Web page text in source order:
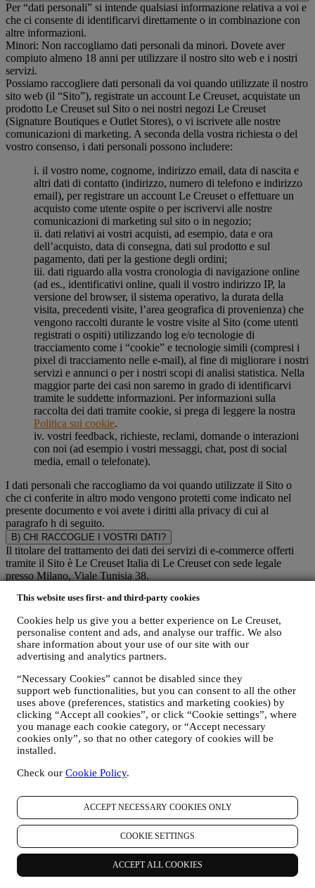
This website uses first- and third-party cookies
Cookies help us give you a better experience on Le Creuset,
personalise content and ads, and analyse our traffic. We also
share information about your use of our site with our
advertising and analytics partners.
“Necessary Cookies” cannot be disabled since they
support web functionalities, but you can consent to all the other
uses above (preferences, statistics and marketing cookies) by
clicking “Accept all cookies”, or click “Cookie settings”, where
you manage each cookie category, or “Accept necessary
cookies only”, so that no other category of cookies will be
installed.
Check our Cookie Policy.
ACCEPT NECESSARY COOKIES ONLY
COOKIE SETTINGS
ACCEPT ALL COOKIES
Per “dati personali” si intende qualsiasi informazione relativa a voi e
che ci consente di identificarvi direttamente o in combinazione con
altre informazioni.
Minori: Non raccogliamo dati personali da minori. Dovete aver
compiuto almeno 18 anni per utilizzare il nostro sito web e i nostri
servizi.
Possiamo raccogliere dati personali da voi quando utilizzate il nostro
sito web (il “Sito”), registrate un account Le Creuset, acquistate un
prodotto Le Creuset sul Sito o nei nostri negozi Le Creuset
(Signature Boutiques e Outlet Stores), o vi iscrivete alle nostre
comunicazioni di marketing. A seconda della vostra richiesta o del
vostro consenso, i dati personali possono includere:
i. il vostro nome, cognome, indirizzo email, data di nascita e
altri dati di contatto (indirizzo, numero di telefono e indirizzo
email), per registrare un account Le Creuset o effettuare un
acquisto come utente ospite o per iscrivervi alle nostre
comunicazioni di marketing sul sito o in negozio;
ii. dati relativi ai vostri acquisti, ad esempio, data e ora
dell’acquisto, data di consegna, dati sul prodotto e sul
pagamento, dati per la gestione degli ordini;
iii. dati riguardo alla vostra cronologia di navigazione online
(ad es., identificativi online, quali il vostro indirizzo IP, la
versione del browser, il sistema operativo, la durata della
visita, precedenti visite, l’area geografica di provenienza) che
vengono raccolti durante le vostre visite al Sito (come utenti
registrati o ospiti) utilizzando log e/o tecnologie di
tracciamento come i “cookie” e tecnologie simili (compresi i
pixel di tracciamento nelle e-mail), al fine di migliorare i nostri
servizi e annunci o per i nostri scopi di analisi statistica. Nella
maggior parte dei casi non saremo in grado di identificarvi
tramite le suddette informazioni. Per informazioni sulla
raccolta dei dati tramite cookie, si prega di leggere la nostra
Politica sui cookie.
iv. vostri feedback, richieste, reclami, domande o interazioni
con noi (ad esempio i vostri messaggi, chat, post di social
media, email o telefonate).
I dati personali che raccogliamo da voi quando utilizzate il Sito o
che ci conferite in altro modo vengono protetti come indicato nel
presente documento e voi avete i diritti alla privacy di cui al
paragrafo h di seguito.
B) CHI RACCOGLIE I VOSTRI DATI?
Il titolare del trattamento dei dati dei servizi di e-commerce offerti
tramite il Sito è Le Creuset Italia di Le Creuset con sede legale
presso Milano, Viale Tunisia 38.
a far parte del database consumatori del Gruppo Le Creuset che è
s.r.l. e Le Creuset Group AG con sede legale in Neuhofstrasse 4,
6340 Baar, Svizzera. (che ha designato come rappresentate per
l’Unione Europea Le Creuset SL, P. iva B62153630, con uffici in
Paseo de Gracia 9, 2º - 08007, Barcelona, Spagna), sulla base di un
accordo di contitolarità che prevede essenzialmente che:
(a) Le Creuset Group AG sia responsabile della strategia generale
relativa al marketing e all’esperienza personalizzata del
consumatore;
(b) le entità locali di Le Creuset beneficino e implementino tale
strategia, sviluppando anche in modo indipendente comunicazioni
ed iniziative di marketing a livello locale (all'interno di un
(c) entrambi i contitolari siano tenuti a gestire le richieste relative ai
C) PERCHÉ RACCOGLIAMO I VOSTRI DATI?
Possiamo trattare i vostri dati per le seguenti finalità:
i. PER ADEMPIERE A NOSTRI OBBLIGHI LEGALI
Potremmo essere tenuti a trattare alcuni dati che vi riguardano
per adempiere a nostri obblighi legali e ad altri obblighi